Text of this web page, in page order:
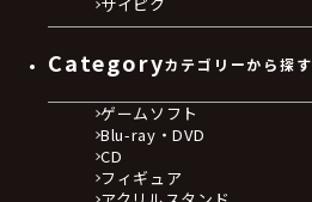
Categoryカテゴリーから探す
ゲームソフト
Blu-ray・DVD
CD
フィギュア